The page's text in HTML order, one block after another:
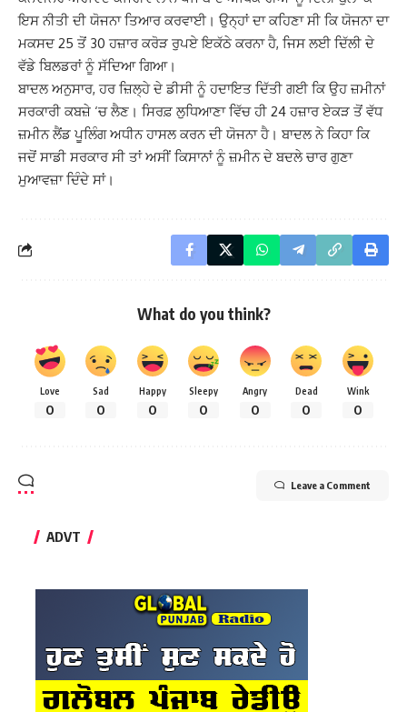
ਇਸ ਨੀਤੀ ਦੀ ਯੋਜਨਾ ਤਿਆਰ ਕਰਵਾਈ। ਉਨ੍ਹਾਂ ਦਾ ਕਹਿਣਾ ਸੀ ਕਿ ਯੋਜਨਾ ਦਾ
ਮਕਸਦ 25 ਤੋਂ 30 ਹਜ਼ਾਰ ਕਰੋੜ ਰੁਪਏ ਇਕੱਠੇ ਕਰਨਾ ਹੈ, ਜਿਸ ਲਈ ਦਿੱਲੀ ਦੇ
ਵੱਡੇ ਬਿਲਡਰਾਂ ਨੂੰ ਸੱਦਿਆ ਗਿਆ।
ਬਾਦਲ ਅਨੁਸਾਰ, ਹਰ ਜ਼ਿਲ੍ਹੇ ਦੇ ਡੀਸੀ ਨੂੰ ਹਦਾਇਤ ਦਿੱਤੀ ਗਈ ਕਿ ਉਹ ਜ਼ਮੀਨਾਂ
ਸਰਕਾਰੀ ਕਬਜ਼ੇ ‘ਚ ਲੈਣ। ਸਿਰਫ਼ ਲੁਧਿਆਣਾ ਵਿੱਚ ਹੀ 24 ਹਜ਼ਾਰ ਏਕੜ ਤੋਂ ਵੱਧ
ਜ਼ਮੀਨ ਲੈਂਡ ਪੂਲਿੰਗ ਅਧੀਨ ਹਾਸਲ ਕਰਨ ਦੀ ਯੋਜਨਾ ਹੈ। ਬਾਦਲ ਨੇ ਕਿਹਾ ਕਿ
ਜਦੋਂ ਸਾਡੀ ਸਰਕਾਰ ਸੀ ਤਾਂ ਅਸੀਂ ਕਿਸਾਨਾਂ ਨੂੰ ਜ਼ਮੀਨ ਦੇ ਬਦਲੇ ਚਾਰ ਗੁਣਾ
ਮੁਆਵਜ਼ਾ ਦਿੰਦੇ ਸਾਂ।
What do you think?
Love
0
Sad
0
Happy
0
Sleepy
0
Angry
0
Dead
0
Wink
0
Leave a Comment
ADVT